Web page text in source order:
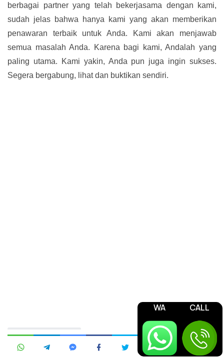
berbagai partner yang telah bekerjasama dengan kami,
sudah jelas bahwa hanya kami yang akan memberikan
penawaran terbaik untuk Anda. Kami akan menjawab
semua masalah Anda. Karena bagi kami, Andalah yang
paling utama. Kami yakin, Anda pun juga ingin sukses.
Segera bergabung, lihat dan buktikan sendiri.
Jasa Pengurusan OSS
WA CALL